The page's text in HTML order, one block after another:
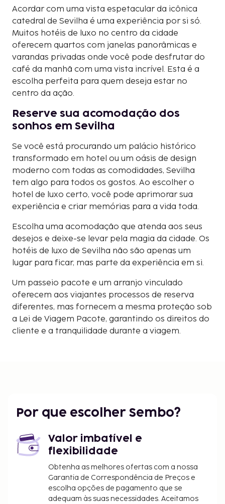
Acordar com uma vista espetacular da icônica
catedral de Sevilha é uma experiência por si só.
Muitos hotéis de luxo no centro da cidade
oferecem quartos com janelas panorâmicas e
varandas privadas onde você pode desfrutar do
café da manhã com uma vista incrível. Esta é a
escolha perfeita para quem deseja estar no
centro da ação.
Reserve sua acomodação dos
sonhos em Sevilha
Se você está procurando um palácio histórico
transformado em hotel ou um oásis de design
moderno com todas as comodidades, Sevilha
tem algo para todos os gostos. Ao escolher o
hotel de luxo certo, você pode aprimorar sua
experiência e criar memórias para a vida toda.
Escolha uma acomodação que atenda aos seus
desejos e deixe-se levar pela magia da cidade. Os
hotéis de luxo de Sevilha não são apenas um
lugar para ficar, mas parte da experiência em si.
Um passeio pacote e um arranjo vinculado
oferecem aos viajantes processos de reserva
diferentes, mas fornecem a mesma proteção sob
a Lei de Viagem Pacote, garantindo os direitos do
cliente e a tranquilidade durante a viagem.
Por que escolher Sembo?
Valor imbatível e
flexibilidade
Obtenha as melhores ofertas com a nossa
Garantia de Correspondência de Preços e
escolha opções de pagamento que se
adequam às suas necessidades. Aceitamos